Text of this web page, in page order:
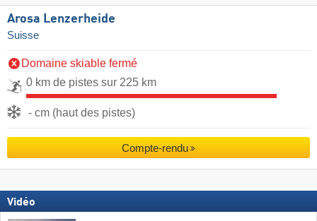
Arosa Lenzerheide
Suisse
Domaine skiable fermé
0 km de pistes sur 225 km
- cm (haut des pistes)
Compte-rendu
Vidéo